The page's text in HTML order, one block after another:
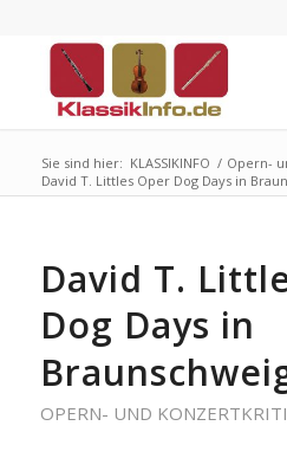
Sie sind hier: KLASSIKINFO / Opern-
David T. Littles Oper Dog Days in
David T.
Dog Days in
OPERN- UND